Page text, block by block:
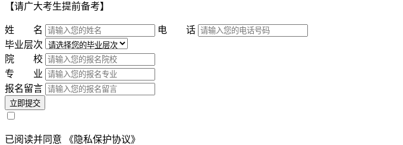
【请广大考生提前备考】
姓 名
电 话
毕业层次
院 校
专 业
报名留言
立即提交
已阅读并同意 《隐私保护协议》